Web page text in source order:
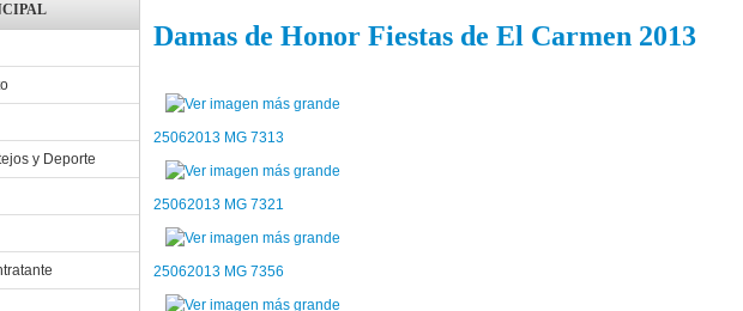
Damas de Honor Fiestas de El Carmen 2013
25062013 MG 7313
25062013 MG 7321
25062013 MG 7356
y Deporte